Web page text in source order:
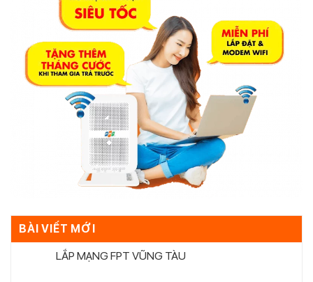
BÀI VIẾT MỚI
LẮP MẠNG FPT VŨNG TÀU